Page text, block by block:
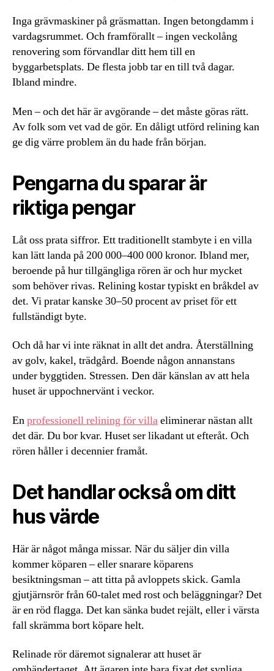
Inga grävmaskiner på gräsmattan. Ingen betongdamm i
vardagsrummet. Och framförallt – ingen veckolång
renovering som förvandlar ditt hem till en
byggarbetsplats. De flesta jobb tar en till två dagar.
Ibland mindre.
Men – och det här är avgörande – det måste göras rätt.
Av folk som vet vad de gör. En dåligt utförd relining kan
ge dig värre problem än du hade från början.
Pengarna du sparar är
riktiga pengar
Låt oss prata siffror. Ett traditionellt stambyte i en villa
kan lätt landa på 200 000–400 000 kronor. Ibland mer,
beroende på hur tillgängliga rören är och hur mycket
som behöver rivas. Relining kostar typiskt en bråkdel av
det. Vi pratar kanske 30–50 procent av priset för ett
fullständigt byte.
Och då har vi inte räknat in allt det andra. Återställning
av golv, kakel, trädgård. Boende någon annanstans
under byggtiden. Stressen. Den där känslan av att hela
huset är uppochnervänt i veckor.
Enprofessionell relining för villaeliminerar nästan allt
det där. Du bor kvar. Huset ser likadant ut efteråt. Och
rören håller i decennier framåt.
Det handlar också om ditt
hus värde
Här är något många missar. När du säljer din villa
kommer köparen – eller snarare köparens
besiktningsman – att titta på avloppets skick. Gamla
gjutjärnsrör från 60-talet med rost och beläggningar? Det
är en röd flagga. Det kan sänka budet rejält, eller i värsta
fall skrämma bort köpare helt.
Relinade rör däremot signalerar att huset är